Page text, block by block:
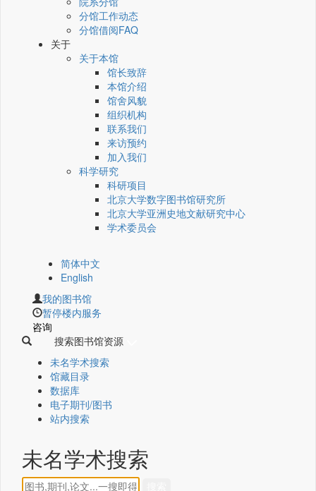
分馆工作动态
分馆借阅FAQ
关于
关于本馆
馆长致辞
本馆介绍
馆舍风貌
组织机构
联系我们
来访预约
加入我们
科学研究
科研项目
北京大学数字图书馆研究所
北京大学亚洲史地文献研究中心
学术委员会
简体中文
English
我的图书馆
暂停楼内服务
咨询
搜索图书馆资源
未名学术搜索
馆藏目录
数据库
电子期刊/图书
站内搜索
未名学术搜索